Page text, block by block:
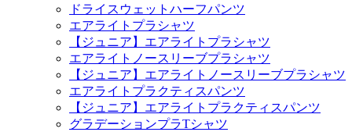
ドライスウェットハーフパンツ
エアライトプラシャツ
【ジュニア】エアライトプラシャツ
エアライトノースリーブプラシャツ
【ジュニア】エアライトノースリーブプラシャツ
エアライトプラクティスパンツ
【ジュニア】エアライトプラクティスパンツ
グラデーションプラTシャツ